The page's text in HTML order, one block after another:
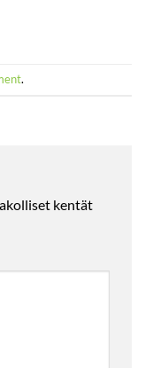
.
kentät